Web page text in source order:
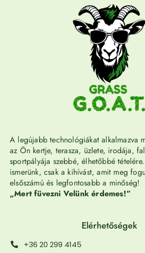
A legújabb technológiákat alkalmazva
az Ön kertje, terasza, üzlete, irodája,
sportpályája szebbé, élhetőbbé
ismerünk, csak a kihívást, amit meg
elsőszámú és legfontosabb a minőség!
„Mert füvezni Velünk érdemes!”
Elérhetőségek
+36 20 299 4145